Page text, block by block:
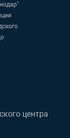
центра